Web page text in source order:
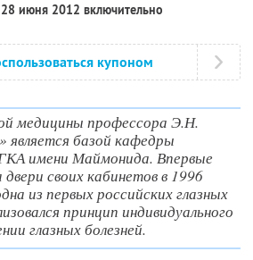
июня 2012 включительно
купоном
медицины профессора Э.Н.
является базой кафедры
имени Маймонида. Впервые
своих кабинетов в 1996
из первых российских глазных
принцип индивидуального
глазных болезней.